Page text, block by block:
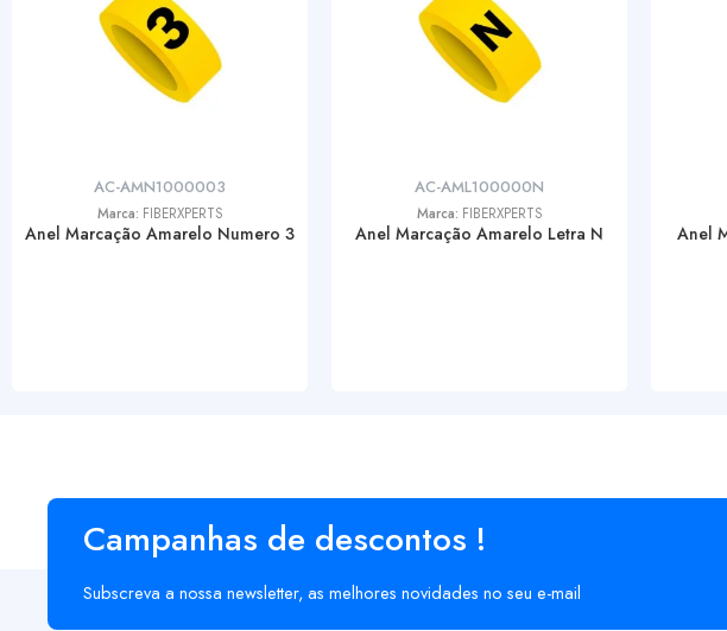
AC-AMN1000003
Marca: FIBERXPERTS
Anel Marcação Amarelo Numero 3
AC-AML100000N
Marca: FIBERXPERTS
Anel Marcação Amarelo Letra N Anel
Campanhas de descontos !
Subscreva a nossa newsletter, as melhores novidades no seu e-mail